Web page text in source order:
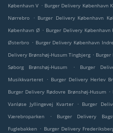
København V . Burger Delivery København
Nørrebro
. Burger Delivery København
København Ø . Burger Delivery København
Østerbro . Burger Delivery København
Delivery Brønshøj-Husum Tingbjerg .
Søborg Brønshøj-Husum
. Burger
Musikkvarteret . Burger Delivery Herlev
Burger Delivery Rødovre Brønshøj-Husum .
Vanløse Jyllingevej Kvarter
. Burger
Værebroparken
. Burger Delivery
Fuglebakken . Burger Delivery